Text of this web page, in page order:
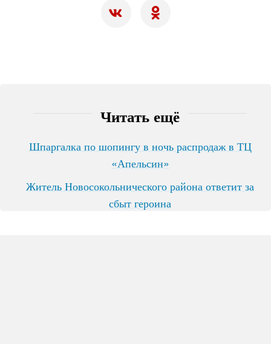
Читать ещё
Шпаргалка по шопингу в ночь распродаж в ТЦ
«Апельсин»
Житель Новосокольнического района ответит за
сбыт героина